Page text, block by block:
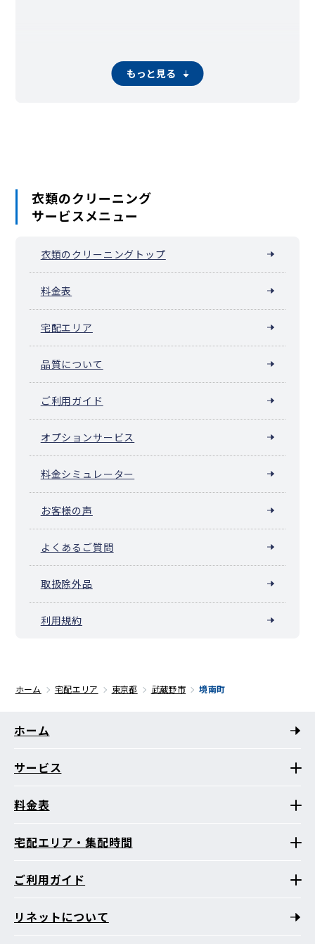
もっと見る
衣類のクリーニング
サービスメニュー
衣類のクリーニングトップ
料金表
宅配エリア
品質について
ご利用ガイド
オプションサービス
料金シミュレーター
お客様の声
よくあるご質問
取扱除外品
利用規約
ホーム 宅配エリア 東京都 武蔵野市 境南町
ホーム
サービス
料金表
宅配エリア・集配時間
ご利用ガイド
リネットについて